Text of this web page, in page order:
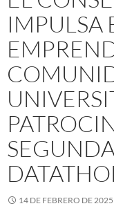
IMPULSA
14 DE FEBRERO DE 2025